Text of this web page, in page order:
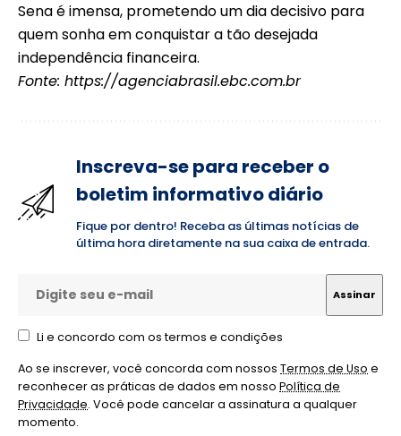
Sena é imensa, prometendo um dia decisivo para
quem sonha em conquistar a tão desejada
independência financeira.
Fonte: https://agenciabrasil.ebc.com.br
Inscreva-se para receber o
boletim informativo diário
Fique por dentro! Receba as últimas notícias de
última hora diretamente na sua caixa de entrada.
Li e concordo com os termos e condições
Ao se inscrever, você concorda com nossos Termos de Uso e
reconhecer as práticas de dados em nosso Política de
Privacidade. Você pode cancelar a assinatura a qualquer
momento.